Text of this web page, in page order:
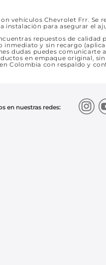
vehículos Chevrolet Frr. Se
instalación para asegurar el
repuestos de calidad
inmediato y sin recargo
dudas puedes comunicarte
en empaque original,
Colombia con respaldo y
en nuestras redes: